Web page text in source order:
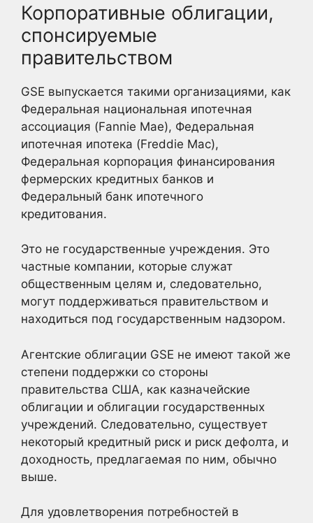
Корпоративные облигации,
спонсируемые
правительством
GSE выпускается такими организациями, как
Федеральная национальная ипотечная
ассоциация (Fannie Mae), Федеральная
ипотечная ипотека (Freddie Mac),
Федеральная корпорация финансирования
фермерских кредитных банков и
Федеральный банк ипотечного
кредитования.
Это не государственные учреждения. Это
частные компании, которые служат
общественным целям и, следовательно,
могут поддерживаться правительством и
находиться под государственным надзором.
Агентские облигации GSE не имеют такой же
степени поддержки со стороны
правительства США, как казначейские
облигации и облигации государственных
учреждений. Следовательно, существует
некоторый кредитный риск и риск дефолта, и
доходность, предлагаемая по ним, обычно
выше.
Для удовлетворения потребностей в